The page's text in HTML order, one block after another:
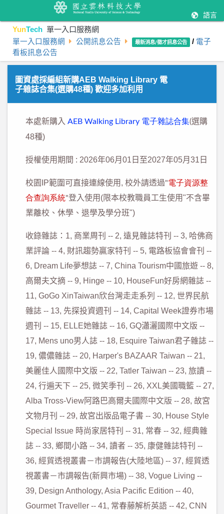
語言
YunTech 單一入口服務網
單一入口服務網 公開訊息公告 最新消息/徵才訊息公告 / 電子
看板訊息公告
圖資處採編組新購AEB Walking Library 電
子雜誌合集(選購48種) 歡迎多加利用
本處新購入 AEB Walking Library 電子雜誌合集(選購
48種)
授權使用期間 : 2026年06月 01 日至2027年05月 31 日
校園 IP範圍可直接連線使用 , 校外請透過"電子資源整
合查詢系統"登入使用 (限本校教職員工生使用"不含畢
業離校、休學、退學及學分班")
收錄雜誌： 1, 商業周刊 -- 2, 遠見雜誌特刊 -- 3, 哈佛商
業評論 -- 4, 財訊趨勢贏家特刊 -- 5, 電路板協會會刊 --
6, Dream Life夢想誌 -- 7, China Tourism中國旅遊 -- 8,
高爾夫文摘 -- 9, Hinge -- 10, HouseFun好房網雜誌 --
11, GoGo XinTaiwan欣台灣走走系列 -- 12, 世界民航
雜誌 -- 13, 先探投資週刊 -- 14, Capital Week證券市場
週刊 -- 15, ELLE她雜誌 -- 16, GQ瀟灑國際中文版 --
17, Mens uno男人誌 -- 18, Esquire Taiwan君子雜誌 --
19, 儂儂雜誌 -- 20, Harper's BAZAAR Taiwan -- 21,
美麗佳人國際中文版 -- 22, Tatler Taiwan -- 23, 旅讀 --
24, 行遍天下 -- 25, 微笑季刊 -- 26, XXL美國職籃 -- 27,
Alba Tross-View阿路巴高爾夫國際中文版 -- 28, 故宮
文物月刊 -- 29, 故宮出版品電子書 -- 30, House Style
Special Issue 時尚家居特刊 -- 31, 常春 -- 32, 經典雜
誌 -- 33, 鄉間小路 -- 34, 讀者 -- 35, 康健雜誌特刊 --
36, 經貿透視叢書－市調報告(大陸地區) -- 37, 經貿透
視叢書－市調報告(新興市場) -- 38, Vogue Living --
39, Design Anthology, Asia Pacific Edition -- 40,
Gourmet Traveller -- 41, 常春藤解析英語 -- 42, CNN